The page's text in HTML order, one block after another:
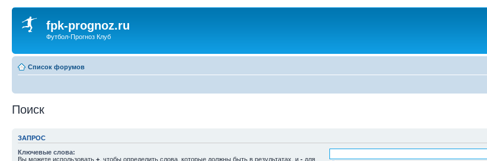
fpk-prognoz.ru
Футбол-Прогноз Клуб
Список форумов
Поиск
ЗАПРОС
Ключевые слова:
Вы можете использовать + , чтобы определить слова, которые должны быть в результатах, и - для